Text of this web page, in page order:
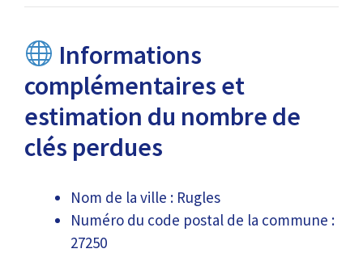
Informations
complémentaires et
estimation du nombre de
clés perdues
Nom de la ville : Rugles
Numéro du code postal de la commune :
27250